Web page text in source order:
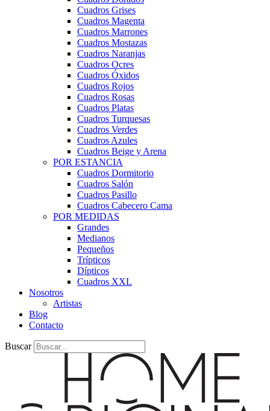
Cuadros Grises
Cuadros Magenta
Cuadros Marrones
Cuadros Mostazas
Cuadros Naranjas
Cuadros Ocres
Cuadros Óxidos
Cuadros Rojos
Cuadros Rosas
Cuadros Platas
Cuadros Turquesas
Cuadros Verdes
Cuadros Azules
Cuadros Beige y Arena
POR ESTANCIA
Cuadros Dormitorio
Cuadros Salón
Cuadros Pasillo
Cuadros Cabecero Cama
POR MEDIDAS
Grandes
Medianos
Pequeños
Trípticos
Dípticos
Cuadros XXL
Nosotros
Artistas
Blog
Contacto
Buscar